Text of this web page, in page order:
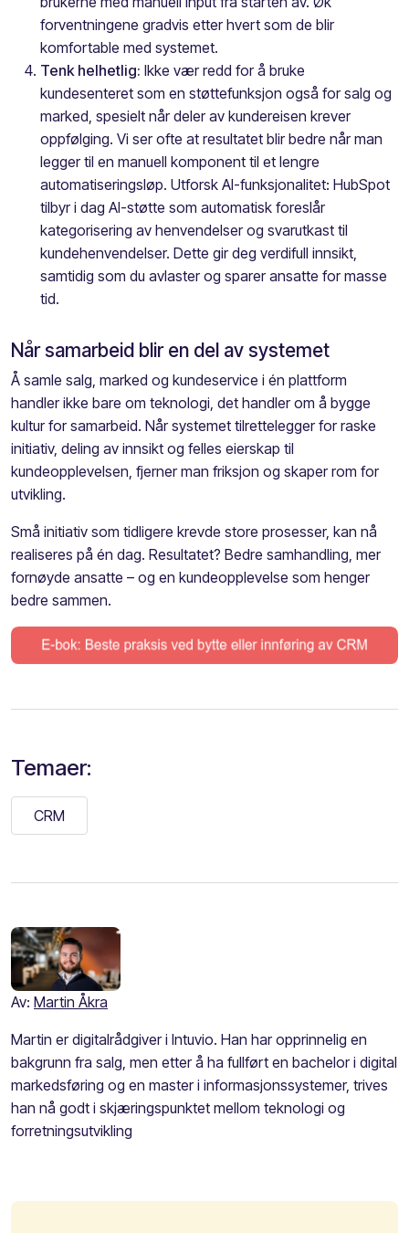
forventningene gradvis etter hvert som de blir
komfortable med systemet.
Tenk helhetlig: Ikke vær redd for å bruke
kundesenteret som en støttefunksjon også for salg og
marked, spesielt når deler av kundereisen krever
oppfølging. Vi ser ofte at resultatet blir bedre når man
legger til en manuell komponent til et lengre
automatiseringsløp. Utforsk AI-funksjonalitet: HubSpot
tilbyr i dag AI-støtte som automatisk foreslår
kategorisering av henvendelser og svarutkast til
kundehenvendelser. Dette gir deg verdifull innsikt,
samtidig som du avlaster og sparer ansatte for masse
tid.
Når samarbeid blir en del av systemet
Å samle salg, marked og kundeservice i én plattform
handler ikke bare om teknologi, det handler om å bygge
kultur for samarbeid. Når systemet tilrettelegger for raske
initiativ, deling av innsikt og felles eierskap til
kundeopplevelsen, fjerner man friksjon og skaper rom for
utvikling.
Små initiativ som tidligere krevde store prosesser, kan nå
realiseres på én dag. Resultatet? Bedre samhandling, mer
fornøyde ansatte – og en kundeopplevelse som henger
bedre sammen.
Temaer:
CRM
Av: Martin Åkra
Martin er digitalrådgiver i Intuvio. Han har opprinnelig en
bakgrunn fra salg, men etter å ha fullført en bachelor i digital
markedsføring og en master i informasjonssystemer, trives
han nå godt i skjæringspunktet mellom teknologi og
forretningsutvikling